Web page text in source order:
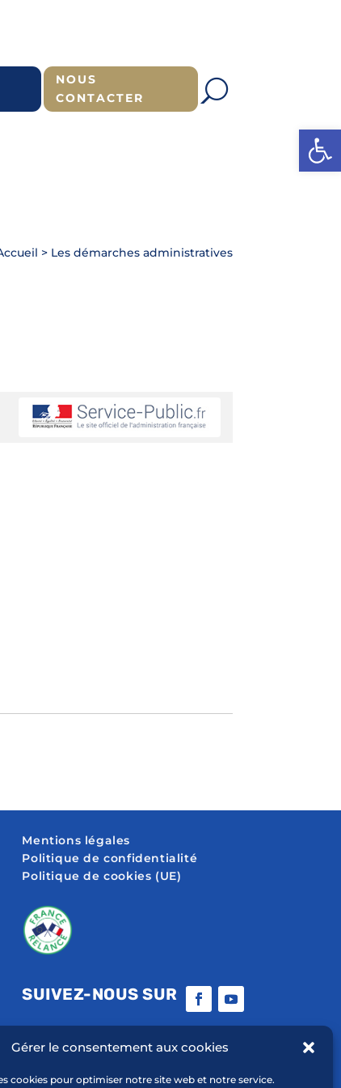
Ouvrir
Gérer le consentement aux cookies
cookies pour optimiser notre site web et notre service.
NOUS
CONTACTER
> Les démarches administratives
Mentions légales
Politique de confidentialité
Politique de cookies (UE)
SUIVEZ-NOUS SUR